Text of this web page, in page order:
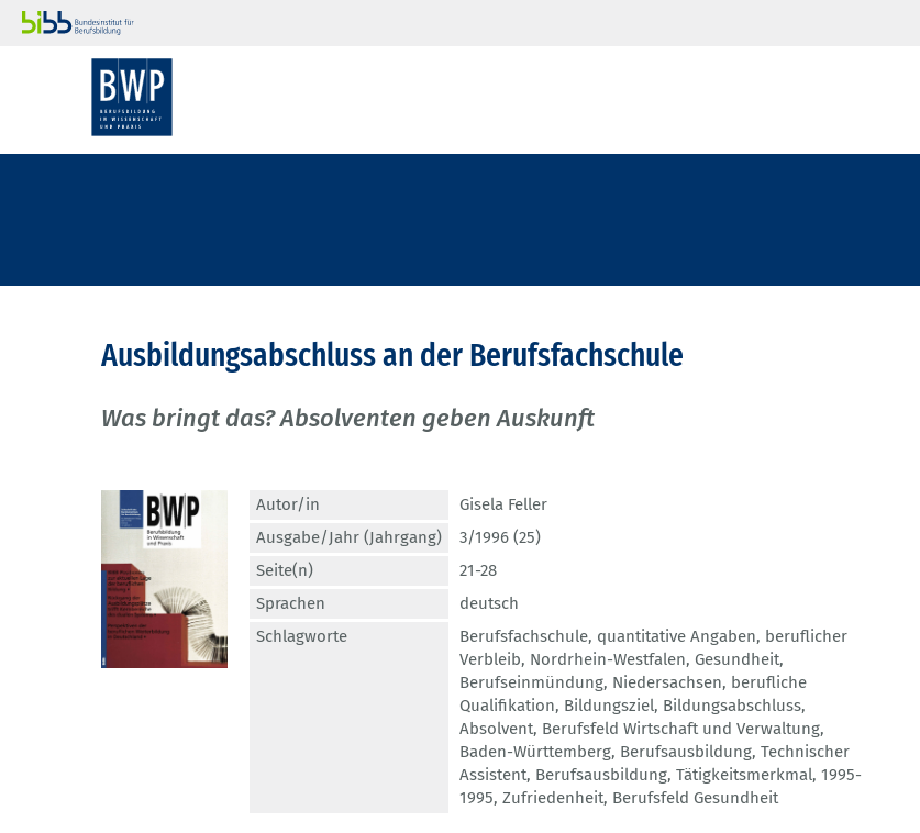
Ausbildungsabschluss an der Berufsfachschule
Was bringt das? Absolventen geben Auskunft
Autor/in
Gisela Feller
Ausgabe/Jahr (Jahrgang)
3/1996 (25)
Seite(n)
21-28
Sprachen
deutsch
Schlagworte
Berufsfachschule, quantitative Angaben, beruflicher
Verbleib, Nordrhein-Westfalen, Gesundheit,
Berufseinmündung, Niedersachsen, berufliche
Qualifikation, Bildungsziel, Bildungsabschluss,
Absolvent, Berufsfeld Wirtschaft und Verwaltung,
Baden-Württemberg, Berufsausbildung, Technischer
Assistent, Berufsausbildung, Tätigkeitsmerkmal, 1995-
1995, Zufriedenheit, Berufsfeld Gesundheit